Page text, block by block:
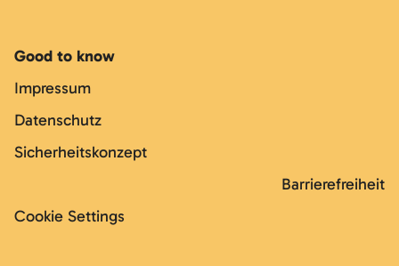
Good to know
Impressum
Datenschutz
Sicherheitskonzept
Barrierefreiheit
Cookie Settings